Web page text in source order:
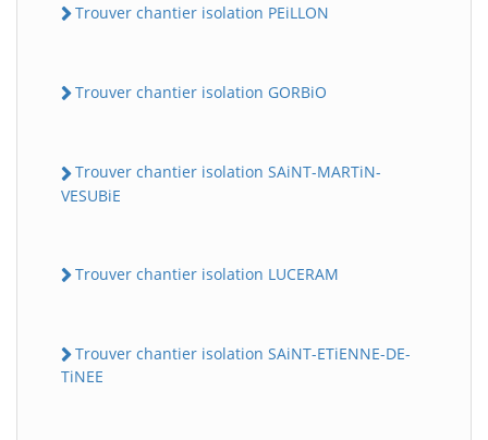
Trouver chantier isolation PEiLLON
Trouver chantier isolation GORBiO
Trouver chantier isolation SAiNT-MARTiN-
VESUBiE
Trouver chantier isolation LUCERAM
Trouver chantier isolation SAiNT-ETiENNE-DE-
TiNEE